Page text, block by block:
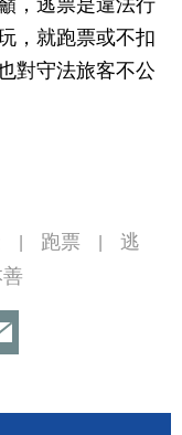
，逃票是違法行
，就跑票或不扣
對守法旅客不公
跑票
逃